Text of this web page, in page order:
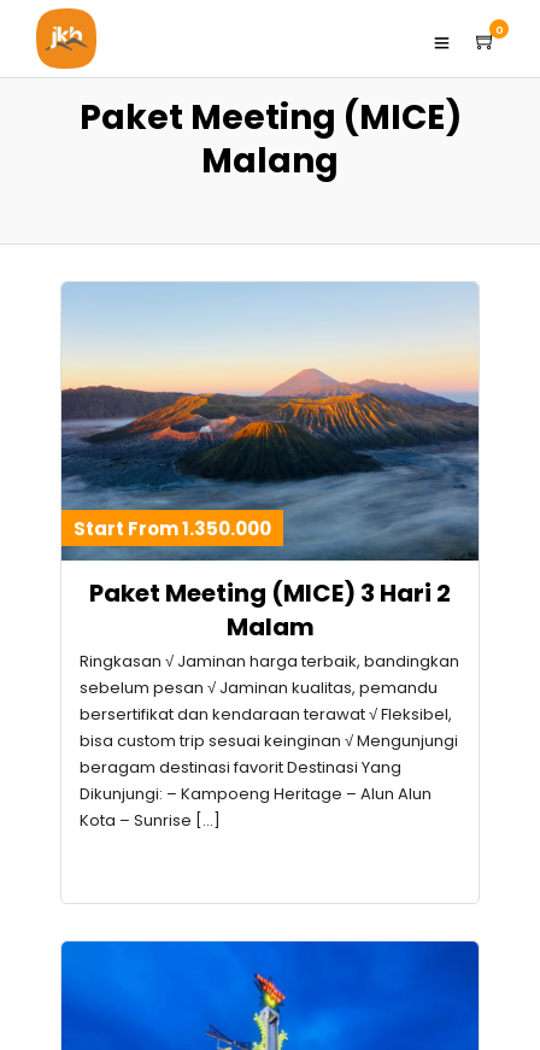
0
Paket Meeting (MICE)
Malang
Start From 1.350.000
Paket Meeting (MICE) 3 Hari 2
Malam
Ringkasan √ Jaminan harga terbaik, bandingkan
sebelum pesan √ Jaminan kualitas, pemandu
bersertifikat dan kendaraan terawat √ Fleksibel,
bisa custom trip sesuai keinginan √ Mengunjungi
beragam destinasi favorit Destinasi Yang
Dikunjungi: – Kampoeng Heritage – Alun Alun
Kota – Sunrise […]